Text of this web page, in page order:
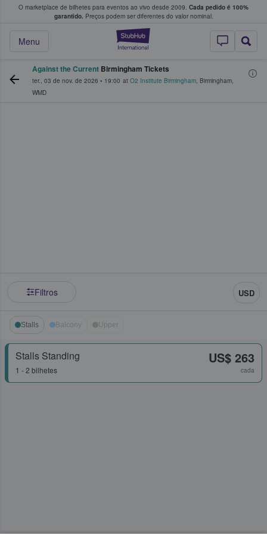
O marketplace de bilhetes para eventos ao vivo desde 2009. Cada pedido é 100%
garantido. Preços podem ser diferentes do valor nominal.
StubHub – onde
Menu
fãs compram e vendem bilhetes
Against the Current Birmingham Tickets
ter., 03 de nov. de 2026 • 19:00 at O2 Institute Birmingham, Birmingham,
WMD
Filtros USD
Stalls Balcony Upper
Stalls Standing
1 - 2 bilhetes
US$ 263
cada